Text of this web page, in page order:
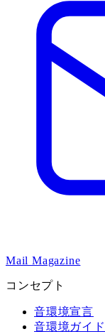
Mail Magazine
コンセプト
音環境宣言
音環境ガイド